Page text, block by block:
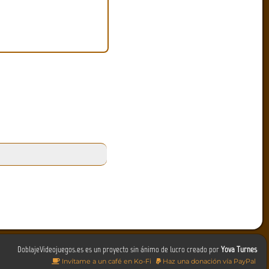
DoblajeVideojuegos.es es un proyecto sin ánimo de lucro creado porYova Turnes
Invítame a un café en Ko-Fi Haz una donación vía PayPal